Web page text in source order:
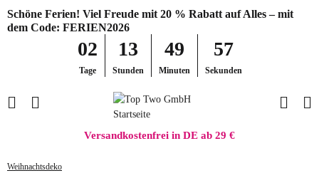
Schöne Ferien! Viel Freude mit 20 % Rabatt auf Alles – mit
dem Code: FERIEN2026
02
Tage
13
Stunden
49
Minuten
57
Sekunden
Versandkostenfrei in DE ab 29 €
Weihnachtsdeko